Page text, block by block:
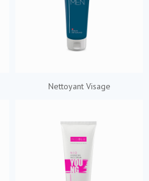
Nettoyant Visage